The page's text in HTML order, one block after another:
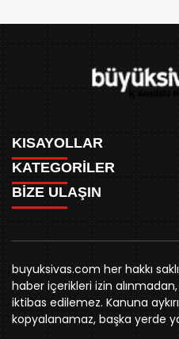
KISAYOLLAR
ANASAYFA
AKSU CANLI
MEYDAN CANLI
MEDRESELER CANLI
MERAKÜM CANLI
YUKARI TEKKE CANLI
KURUMSAL KİMLİK
REKLAM FİYATLARI
BİZE ULAŞIN
KÜNYE
KATEGORİLER
WHATSAPP
SPOR
SİYASET
BELEDİYE
SİVAS VALİLİĞİ
ÜNİVERSİTE
KURUMLAR
STK
BİZE ULAŞIN
0346 221 00 60
Örtülüpınar Mah. İnönü
Sivas
buyuksivas.com her hakkı
haber içerikleri izin
iktibas edilemez. Kanuna
kopyalanamaz, başka yerde